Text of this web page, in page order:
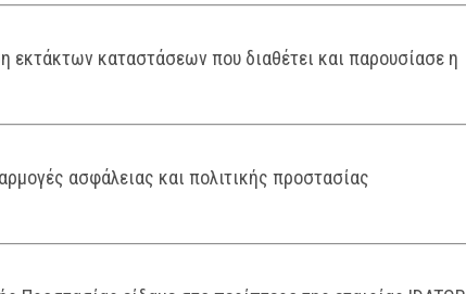
εκτάκτων καταστάσεων που διαθέτει και παρουσίασε η
ασφάλειας και πολιτικής προστασίας